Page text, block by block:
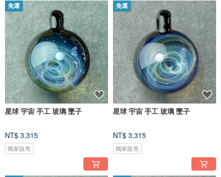
免運
星球 宇宙 手工 玻璃 墜子
NT$ 3,315
獨家販售
免運
星球 宇宙 手工 玻璃 墜子
NT$ 3,315
獨家販售